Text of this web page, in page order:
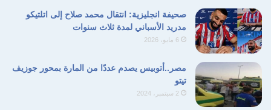
صحيفة انجليزية: انتقال محمد صلاح إلى اتلتيكو
مدريد الأسباني لمدة ثلاث سنوات
6 مايو، 2026
مصر..أتوبيس يصدم عددًا من المارة بمحور جوزيف
تيتو
2 سبتمبر، 2024